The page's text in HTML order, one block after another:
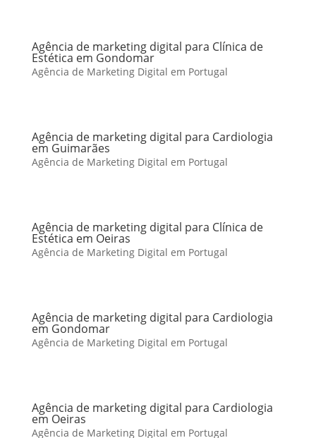
Agência de marketing digital para Clínica de
Estética em Gondomar
Agência de Marketing Digital em Portugal
Agência de marketing digital para Cardiologia
em Guimarães
Agência de Marketing Digital em Portugal
Agência de marketing digital para Clínica de
Estética em Oeiras
Agência de Marketing Digital em Portugal
Agência de marketing digital para Cardiologia
em Gondomar
Agência de Marketing Digital em Portugal
Agência de marketing digital para Cardiologia
em Oeiras
Agência de Marketing Digital em Portugal